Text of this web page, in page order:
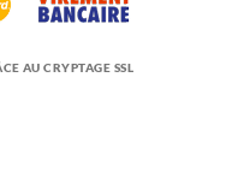
AU CRYPTAGE SSL